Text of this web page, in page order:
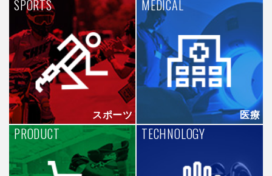
スポーツ
SPORTS
医療
MEDICAL
PRODUCT TECHNOLOGY